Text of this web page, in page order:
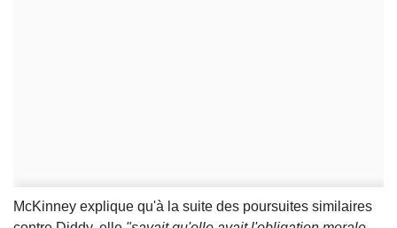
McKinney explique qu'à la suite des poursuites similaires